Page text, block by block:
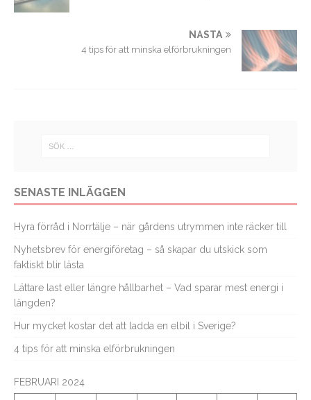
NÄSTA
4 tips för att minska elförbrukningen
SENASTE INLÄGGEN
Hyra förråd i Norrtälje – när gårdens utrymmen inte räcker till
Nyhetsbrev för energiföretag – så skapar du utskick som
faktiskt blir lästa
Lättare last eller längre hållbarhet – Vad sparar mest energi i
längden?
Hur mycket kostar det att ladda en elbil i Sverige?
4 tips för att minska elförbrukningen
FEBRUARI 2024